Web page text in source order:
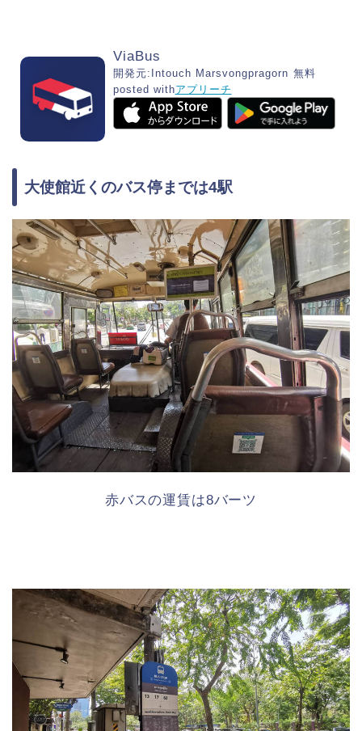
ViaBus
開発元: Intouch Marsvongpragorn 無料
posted withアプリーチ
大使館近くのバス停までは4駅
赤バスの運賃は8バーツ